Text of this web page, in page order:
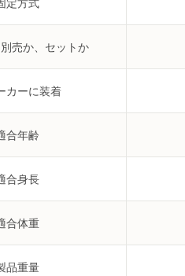
売か、セットか
カーに装着
合年齢
合身長
合体重
品重量